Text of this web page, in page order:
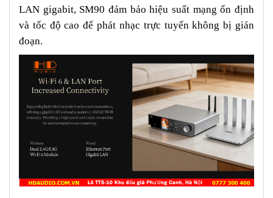
LAN gigabit, SM90 đảm bảo hiệu suất mạng ổn định
và tốc độ cao để phát nhạc trực tuyến không bị gián
đoạn.